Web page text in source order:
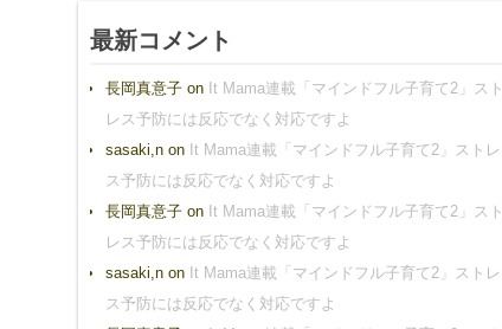
最新コメント
長岡真意子 on It Mama連載「マインドフル子育て2」スト
レス予防には反応でなく対応ですよ
sasaki,n on It Mama連載「マインドフル子育て2」ストレ
ス予防には反応でなく対応ですよ
長岡真意子 on It Mama連載「マインドフル子育て2」スト
レス予防には反応でなく対応ですよ
sasaki,n on It Mama連載「マインドフル子育て2」ストレ
ス予防には反応でなく対応ですよ